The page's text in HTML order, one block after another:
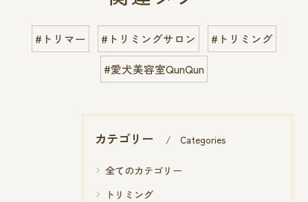
#トリマー #トリミングサロン
#トリミング
#愛犬美容室QunQun
カテゴリー Categories
全てのカテゴリー
トリミング